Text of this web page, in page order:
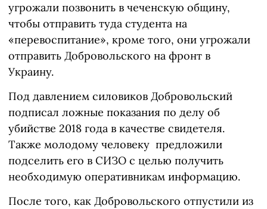
угрожали позвонить в чеченскую общину,
чтобы отправить туда студента на
«перевоспитание», кроме того, они угрожали
отправить Добровольского на фронт в
Украину.
Под давлением силовиков Добровольский
подписал ложные показания по делу об
убийстве 2018 года в качестве свидетеля.
Также молодому человеку предложили
подселить его в СИЗО с целью получить
необходимую оперативникам информацию.
После того, как Добровольского отпустили из